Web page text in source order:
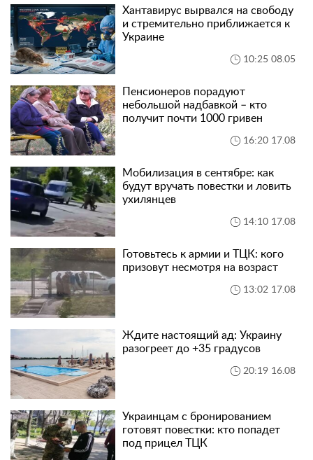
Хантавирус вырвался на свободу
и стремительно приближается к
Украине
10:25 08.05
Пенсионеров порадуют
небольшой надбавкой – кто
получит почти 1000 гривен
16:20 17.08
Мобилизация в сентябре: как
будут вручать повестки и ловить
ухилянцев
14:10 17.08
Готовьтесь к армии и ТЦК: кого
призовут несмотря на возраст
13:02 17.08
Ждите настоящий ад: Украину
разогреет до +35 градусов
20:19 16.08
Украинцам с бронированием
готовят повестки: кто попадет
под прицел ТЦК